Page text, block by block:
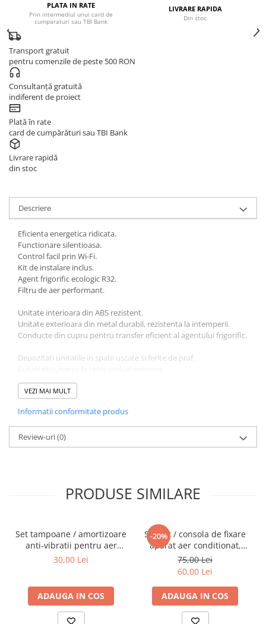
PLATA IN RATE
Prin intermediul unui card de
cumparaturi sau TBI Bank
LIVRARE RAPIDA
Din stoc
Transport gratuit
pentru comenzile de peste 500 RON
Consultanță gratuită
indiferent de proiect
Plată în rate
card de cumpărături sau TBI Bank
Livrare rapidă
din stoc
Descriere
Eficienta energetica ridicata.
Functionare silentioasa.
Control facil prin Wi-Fi.
Kit de instalare inclus.
Agent frigorific ecologic R32.
Filtru de aer performant.
Unitate interioara din ABS rezistent.
Unitate exterioara din metal durabil, rezistenta la intemperii.
Conducte din cupru pentru transfer eficient al agentului frigorific.
Depozitati unitatile in spatii uscate si ferite de praf.
Protejati unitatile de socuri mecanice.
Agent frigorific: R32 (inflamabil, necesita precautii la instalare si
service).
Respectati reglementarile nationale privind gazele fluorurate.
Cititi cu atentie manualul de utilizare inainte de instalare si
VEZI MAI MULT
Informatii conformitate produs
Review-uri(0)
PRODUSE SIMILARE
Set tampoane / amortizoare
anti-vibratii pentru aer
conditionat AG35 unitatea
30,00 Lei
ADAUGA IN COS
-20%
Suport / consola de fixare
aparat aer conditionat,
9000 - 12000 BTU
75,00 Lei
60,00 Lei
ADAUGA IN COS